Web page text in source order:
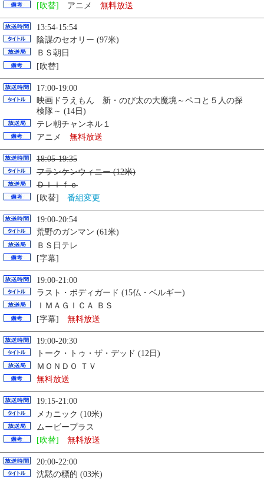
[吹替]
アニメ 無料放送
13:54-15:54
陰謀のセオリー (97米)
ＢＳ朝日
[吹替]
17:00-19:00
映画ドラえもん 新・のび太の大魔境～ペコと５人の探
検隊～ (14日)
テレ朝チャンネル１
アニメ 無料放送
18:05-19:35
フランケンウィニー (12米)
Ｄｌｉｆｅ
[吹替] 番組変更
19:00-20:54
荒野のガンマン (61米)
ＢＳ日テレ
[字幕]
19:00-21:00
ラスト・ボディガード (15仏・ベルギー)
ＩＭＡＧＩＣＡ ＢＳ
[字幕] 無料放送
19:00-20:30
トーク・トゥ・ザ・デッド (12日)
ＭＯＮＤＯ ＴＶ
無料放送
19:15-21:00
メカニック (10米)
ムービープラス
[吹替]
無料放送
20:00-22:00
沈黙の標的 (03米)